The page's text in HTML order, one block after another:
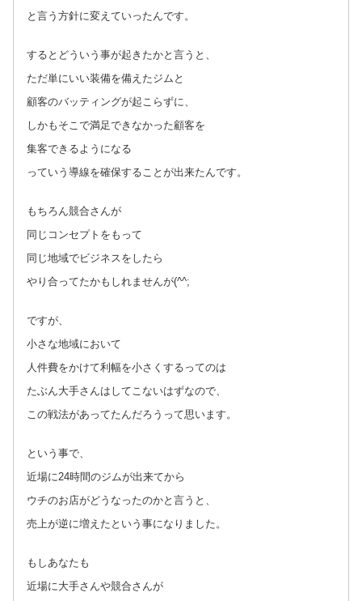
と言う方針に変えていったんです。
するとどういう事が起きたかと言うと、
ただ単にいい装備を備えたジムと
顧客のバッティングが起こらずに、
しかもそこで満足できなかった顧客を
集客できるようになる
っていう導線を確保することが出来たんです。
もちろん競合さんが
同じコンセプトをもって
同じ地域でビジネスをしたら
やり合ってたかもしれませんが(^^;
ですが、
小さな地域において
人件費をかけて利幅を小さくするってのは
たぶん大手さんはしてこないはずなので、
この戦法があってたんだろうって思います。
という事で、
近場に24時間のジムが出来てから
ウチのお店がどうなったのかと言うと、
売上が逆に増えたという事になりました。
もしあなたも
近場に大手さんや競合さんが